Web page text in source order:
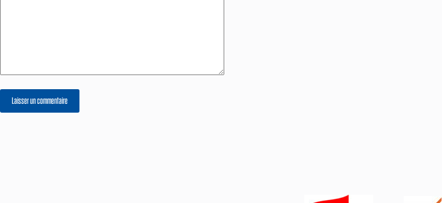
Laisser un commentaire